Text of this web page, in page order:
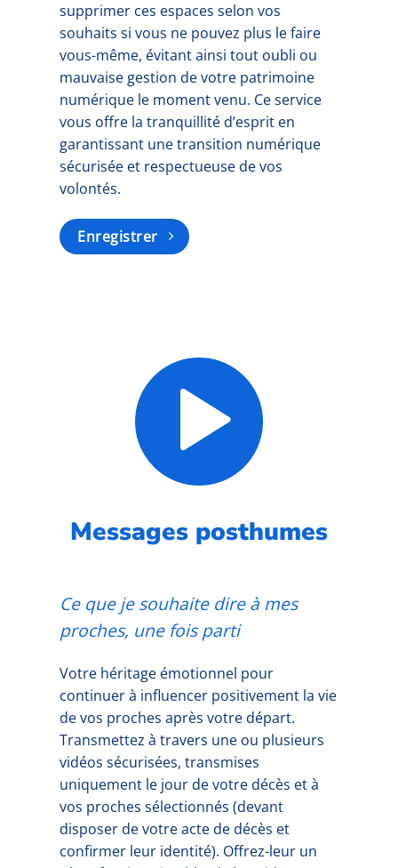
supprimer ces espaces selon vos
souhaits si vous ne pouvez plus le faire
vous-même, évitant ainsi tout oubli ou
mauvaise gestion de votre patrimoine
numérique le moment venu. Ce service
vous offre la tranquillité d’esprit en
garantissant une transition numérique
sécurisée et respectueuse de vos
volontés.
Enregistrer
Messages posthumes
Ce que je souhaite dire à mes
proches, une fois parti
Votre héritage émotionnel pour
continuer à influencer positivement la vie
de vos proches après votre départ.
Transmettez à travers une ou plusieurs
vidéos sécurisées, transmises
uniquement le jour de votre décès et à
vos proches sélectionnés (devant
disposer de votre acte de décès et
confirmer leur identité). Offrez-leur un